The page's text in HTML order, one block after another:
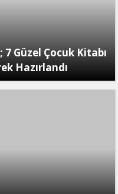
Güzel Çocuk Kitabı
Hazırlandı